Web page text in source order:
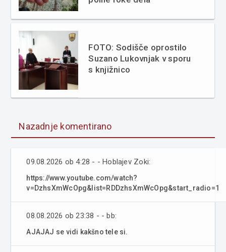
FOTO: Sodišče oprostilo
Suzano Lukovnjak v sporu
s knjižnico
Nazadnje komentirano
09.08.2026 ob 4:28 - - Hoblajev Zoki:
https://www.youtube.com/watch?
v=DzhsXmWcOpg&list=RDDzhsXmWcOpg&start_radio=1
08.08.2026 ob 23:38 - - bb:
AJAJAJ se vidi kakšno tele si.